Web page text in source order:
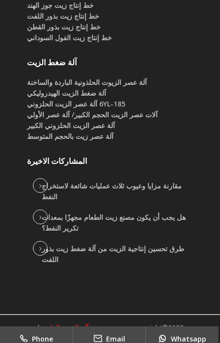
خط إنتاج زيت جوز الهند
خط إنتاج زيت بذور اللفت
خط إنتاج زيت بذور القطن
خط إنتاج زيت الفول السوداني
آلة ضغط الزيت
آلة عصر الزيوت الحلذونية الباردة والساخنة
آلة ضغط الزيت الهيدروليكي
6YL-185 آلة عصر الزيت الحلزوني
آلات عصر الزيت الحجم الكبير/ آلة عصر الأولي
آلة عصر الزيت الحلزوني الكبير
آلة عصر زيت بالحجم المتوسط
المشاركات الاخيرة
مقارنة مزايا وعيوب ثلاث عمليات شائعة لاستخراج
النفط
هل يجب أن يكون مصنع زيت الطعام مجهزًا بمعدات
تكرير النفط؟
طرق تحسين إنتاجية الزيت من آلة ضغط زيت بذور
اللفت
copyright 2022 جيد بيع موردي آلة الزيت النباتي|
Sitemap
Phone Email Whatsapp